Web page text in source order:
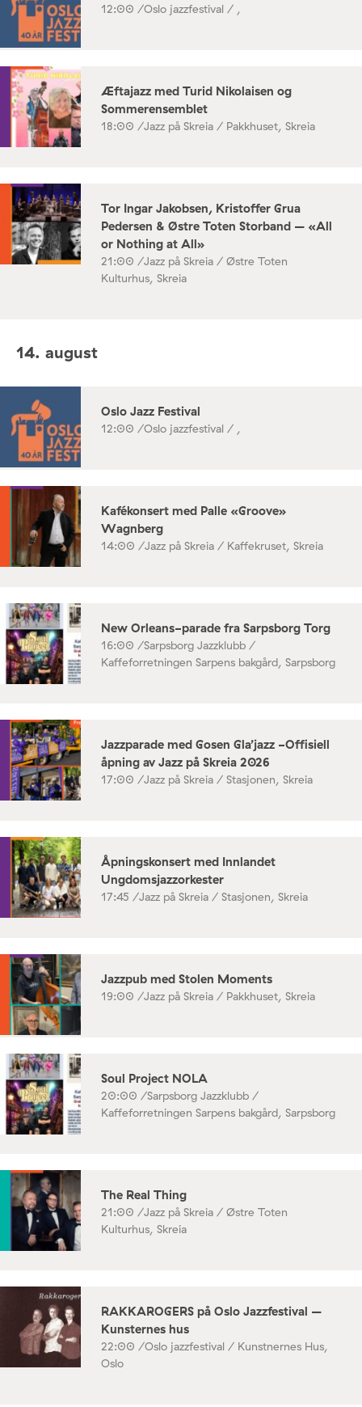
12:00 /Oslo jazzfestival / ,
Æftajazz med Turid Nikolaisen og
Sommerensemblet
18:00 /Jazz på Skreia / Pakkhuset, Skreia
Tor Ingar Jakobsen, Kristoffer Grua
Pedersen & Østre Toten Storband – «All
or Nothing at All»
21:00 /Jazz på Skreia / Østre Toten
Kulturhus, Skreia
14. august
Oslo Jazz Festival
12:00 /Oslo jazzfestival / ,
Kafékonsert med Palle «Groove»
Wagnberg
14:00 /Jazz på Skreia / Kaffekruset, Skreia
New Orleans-parade fra Sarpsborg Torg
16:00 /Sarpsborg Jazzklubb /
Kaffeforretningen Sarpens bakgård, Sarpsborg
Jazzparade med Gosen Gla’jazz -Offisiell
åpning av Jazz på Skreia 2026
17:00 /Jazz på Skreia / Stasjonen, Skreia
Åpningskonsert med Innlandet
Ungdomsjazzorkester
17:45 /Jazz på Skreia / Stasjonen, Skreia
Jazzpub med Stolen Moments
19:00 /Jazz på Skreia / Pakkhuset, Skreia
Soul Project NOLA
20:00 /Sarpsborg Jazzklubb /
Kaffeforretningen Sarpens bakgård, Sarpsborg
The Real Thing
21:00 /Jazz på Skreia / Østre Toten
Kulturhus, Skreia
RAKKAROGERS på Oslo Jazzfestival –
Kunsternes hus
22:00 /Oslo jazzfestival / Kunstnernes Hus,
Oslo